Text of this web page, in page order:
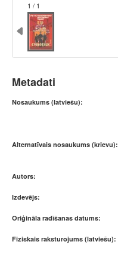
1 / 1
Metadati
Nosaukums (latviešu):
Alternatīvais nosaukums (krievu):
Autors:
Izdevējs:
Oriģināla radīšanas datums:
Fiziskais raksturojums (latviešu):